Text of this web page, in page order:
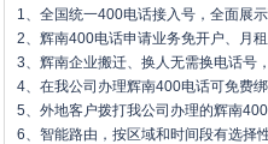
1、全国统一400电话接入号，全面展
2、辉南400电话申请业务免开户、月租
3、辉南企业搬迁、换人无需换电话号
4、在我公司办理辉南400电话可免费
5、外地客户拨打我公司办理的辉南400
6、智能路由，按区域和时间段有选择